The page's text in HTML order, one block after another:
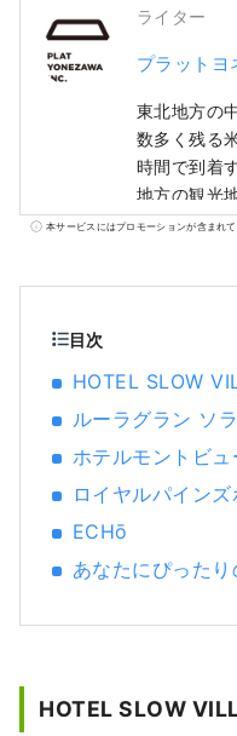
ライター
プラットヨ
東北地方の
数多く残る
時間で到着
地方の観光地です。 甲冑や
みたり、合
本サービスにはプロモーションが含まれ
目次
HOTEL SLOW
ルーラグラン ソ
ホテルモントビュ
ロイヤルパイン
ECHō
あなたにぴったり
HOTEL SLOW